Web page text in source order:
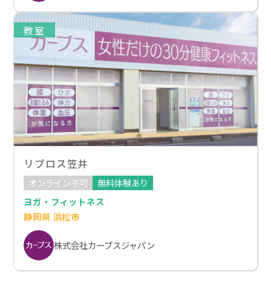
教室
リブロス笠井
オンライン不可
無料体験あり
ヨガ・フィットネス
静岡県 浜松市
株式会社カーブスジャパン